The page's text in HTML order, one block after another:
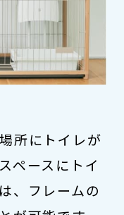
所にトイレが
ペースにトイ
、フレームの